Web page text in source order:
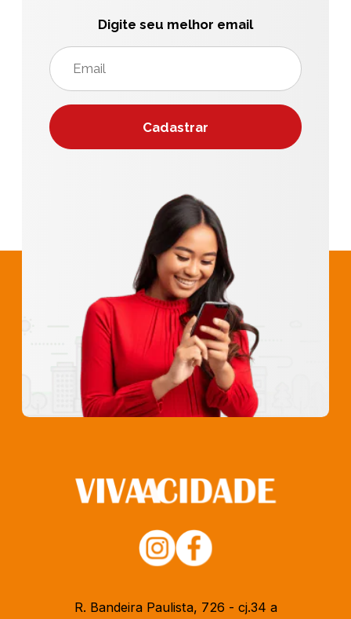
Digite seu melhor email
R. Bandeira Paulista, 726 - cj.34 a